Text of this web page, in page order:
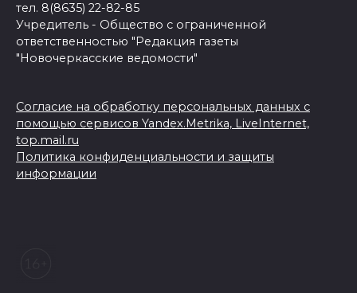
тел. 8(8635) 22-82-85
Учредитель - Общество с ограниченной
ответственностью "Редакция газеты
"Новочеркасские ведомости"
Согласие на обработку персональных данных с
помощью сервисов Yandex.Metrika, LiveInternet,
top.mail.ru
Политика конфиденциальности и защиты
информации